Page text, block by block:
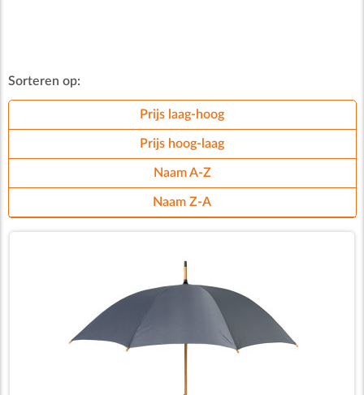
Sorteren op:
Prijs laag-hoog
Prijs hoog-laag
Naam A-Z
Naam Z-A